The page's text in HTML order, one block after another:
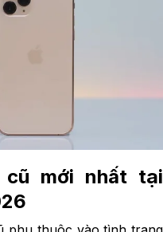
cũ mới nhất tại